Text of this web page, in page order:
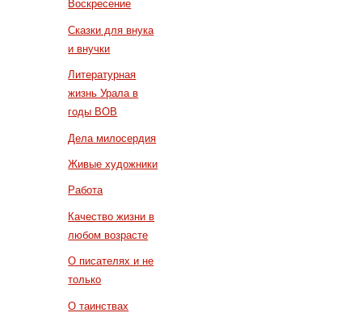
Воскресение
Сказки для внука
и внучки
Литературная
жизнь Урала в
годы ВОВ
Дела милосердия
Живые художники
Работа
Качество жизни в
любом возрасте
О писателях и не
только
О таинствах